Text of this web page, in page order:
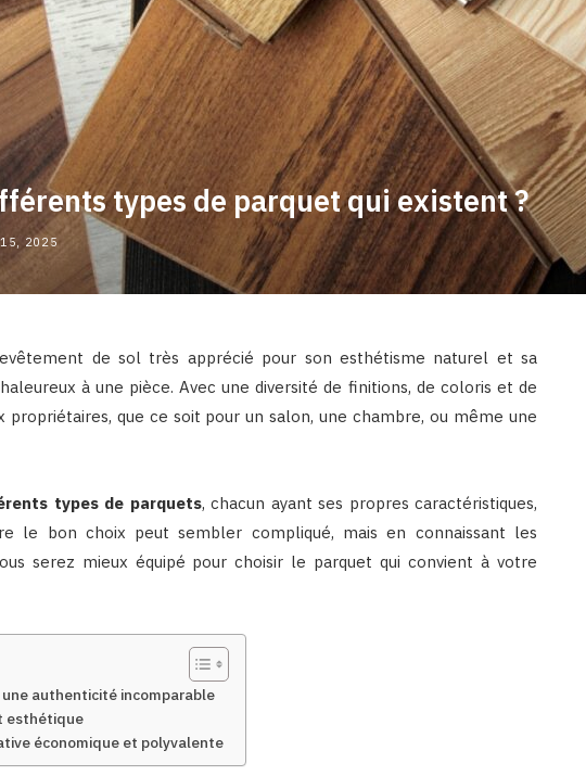
types de parquet qui existent ?
2025
de sol très apprécié pour son esthétisme naturel et sa
à une pièce. Avec une diversité de finitions, de coloris et de
que ce soit pour un salon, une chambre, ou même une
types de parquets, chacun ayant ses propres caractéristiques,
le bon choix peut sembler compliqué, mais en connaissant les
serez mieux équipé pour choisir le parquet qui convient à votre
authenticité incomparable
esthétique
économique et polyvalente